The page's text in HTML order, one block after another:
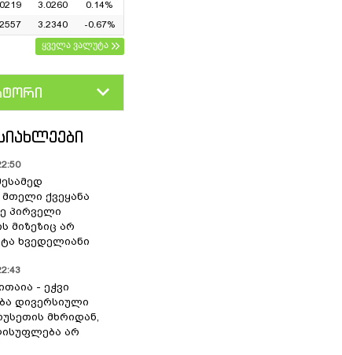
3.0260
0.14%
3.2340
-0.67%
ყველა ვალუტა
ქვეყანა
პირველი
მიზეზიც არ
ხვედელიანი
- ეჭვი
დივერსიული
მხრიდან,
არ